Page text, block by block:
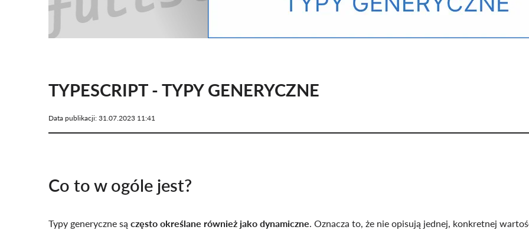
TYPESCRIPT - TYPY GENERYCZNE
Data publikacji: 31.07.2023 11:41
Co to w ogóle jest?
Typy generyczne są często określane również jako dynamiczne. Oznacza to, że nie opisują jednej, konkretnej